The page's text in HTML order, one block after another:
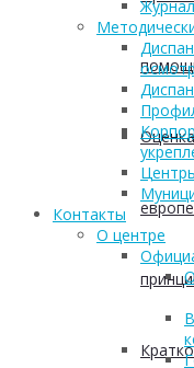
Контакты
О центре